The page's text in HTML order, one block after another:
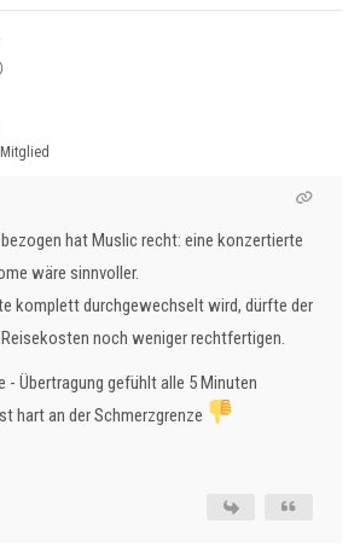
hat Muslic recht: eine konzertierte
wäre sinnvoller.
komplett durchgewechselt wird, dürfte der
noch weniger rechtfertigen.
- Übertragung gefühlt alle 5 Minuten
hart an der Schmerzgrenze